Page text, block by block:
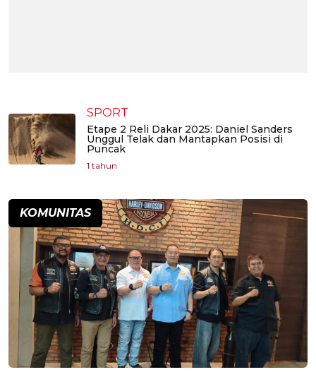
SPORT
Etape 2 Reli Dakar 2025: Daniel Sanders
Unggul Telak dan Mantapkan Posisi di
Puncak
1 tahun
KOMUNITAS